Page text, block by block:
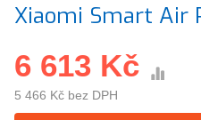
Xiaomi Smart Air
6 613 Kč
5 466 Kč bez DPH